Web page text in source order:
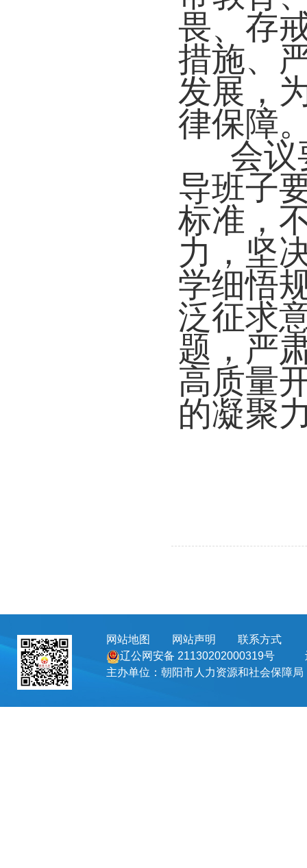
畏、存
措施、
发展，
律保障
会议
导班子
标准，
力，坚
学细悟
泛征求
题，严
高质量
的凝聚
网站地图 网站声明 联系方式
辽公网安备 21130202000319号
主办单位：朝阳市人力资源和